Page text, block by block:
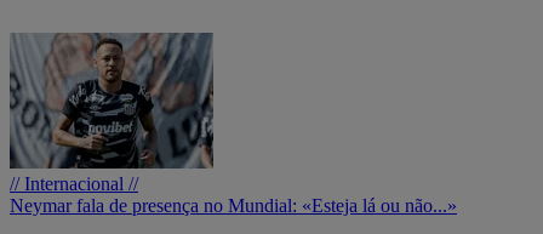
// Internacional //
Neymar fala de presença no Mundial: «Esteja lá ou não...»